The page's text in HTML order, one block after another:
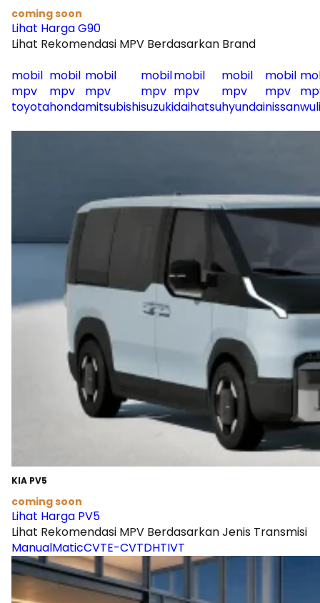
coming soon
Lihat Harga G90
Lihat Rekomendasi MPV Berdasarkan Brand
mobil
mpv
toyota
mobil
mpv
honda
mobil
mpv
mitsubishi
mobil
mpv
suzuki
mobil
mpv
daihatsu
mobil
mpv
hyundai
mobil
mpv
nissan
KIA PV5
coming soon
Lihat Harga PV5
Lihat Rekomendasi MPV Berdasarkan Jenis Transmisi
ManualMaticCVTE-CVTDHTIVT